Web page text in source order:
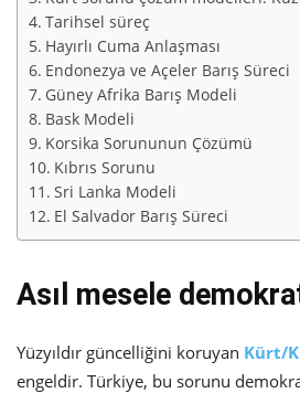
Tarihsel süreç
Hayırlı Cuma Anlaşması
Endonezya ve Açeler Barış Süreci
Güney Afrika Barış Modeli
Bask Modeli
Korsika Sorununun Çözümü
Kıbrıs Sorunu
Sri Lanka Modeli
El Salvador Barış Süreci
Asıl mesele
Yüzyıldır güncelliğini koruyan Kürt/
engeldir. Türkiye, bu sorunu